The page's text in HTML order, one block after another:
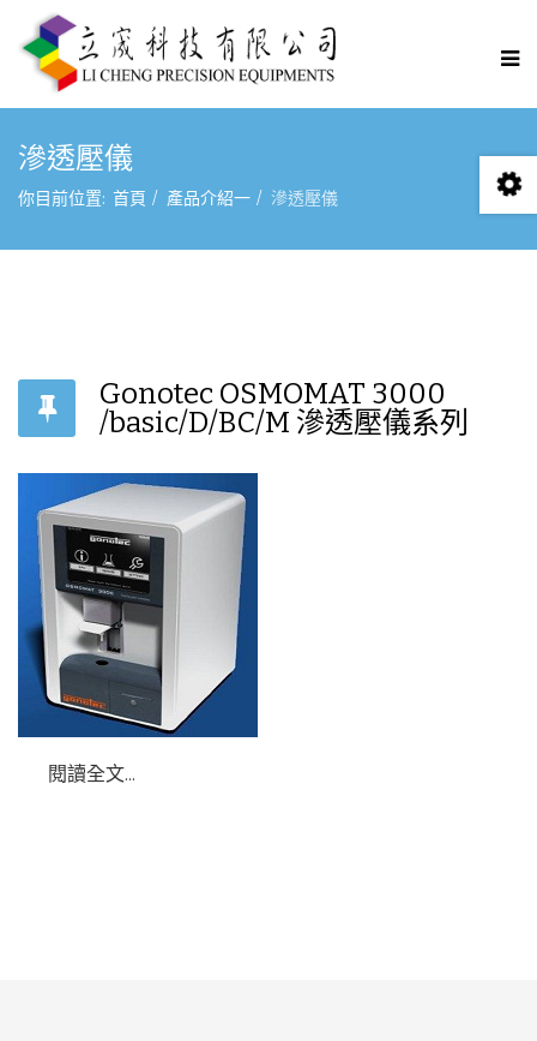
滲透壓儀
你目前位置: 首頁 產品介紹一 滲透壓儀
Gonotec OSMOMAT 3000
/basic/D/BC/M 滲透壓儀系列
閱讀全文...